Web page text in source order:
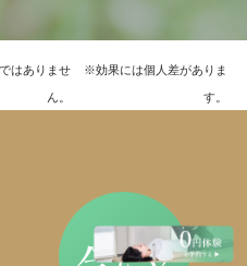
だけ
はありませ
ん。
※効果には個人差がありま
す。